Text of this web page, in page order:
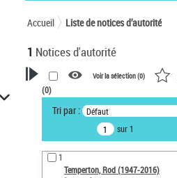
Accueil Liste de notices d’autorité
1 Notices d'autorité
VOTRE RECHERCHE
Recherche avancée dans les
notices d’autorité
Œuvres liées à l'auteur :
Temperton, Rod (1947-2016)
Voir la sélection (0)
(0)
Tri par : Défaut
sur 1
1
Temperton, Rod (1947-2016)